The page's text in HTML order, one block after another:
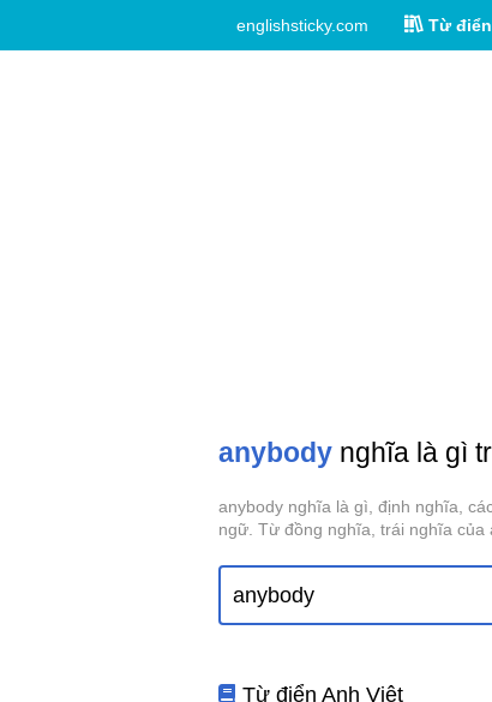
englishsticky.com Từ
anybody nghĩa là gì
anybody nghĩa là gì, định nghĩa,
ngữ. Từ đồng nghĩa, trái nghĩa của
Từ điển Anh Việt